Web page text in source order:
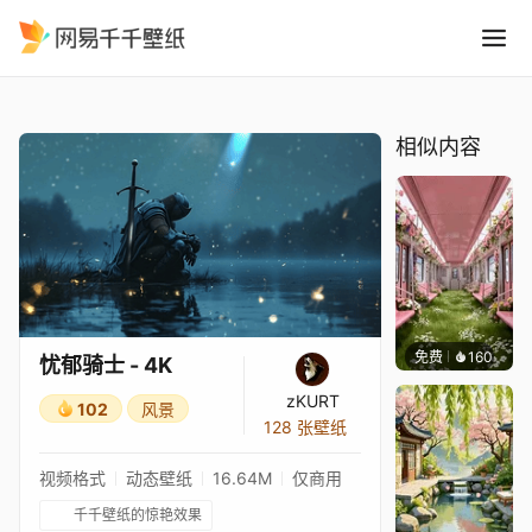
忧郁骑士 - 4K
102 风景
zKURT
128 张壁纸
视频格式 动态壁纸 16.64M 仅商用
千千壁纸的惊艳效果
相似内容
免费 160渔小小